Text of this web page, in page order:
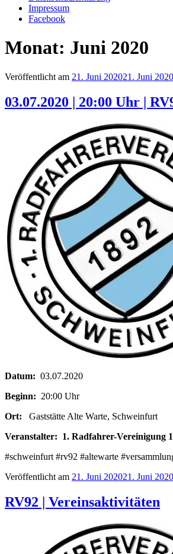
Impressum
Facebook
Monat: Juni 2020
Veröffentlicht am 21. Juni 202021. Juni 2020
03.07.2020 | 20:00 Uhr |
Datum: 03.07.2020
Beginn: 20:00 Uhr
Ort: Gaststätte Alte Warte, Schweinfurt
Veranstalter: 1. Radfahrer-Vereinigung
#schweinfurt #rv92 #altewarte
Veröffentlicht am 21. Juni 202021. Juni 2020
RV92 | Vereinsaktivitäten